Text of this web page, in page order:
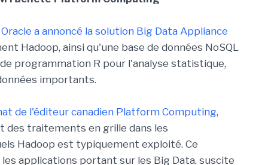
Oracle a annoncé la solution Big Data Appliance
Hadoop, ainsi qu'une base de données NoSQL
programmation R pour l'analyse statistique,
importants.
de l'éditeur canadien Platform Computing,
des traitements en grille dans les
Hadoop est typiquement exploité. Ce
applications portant sur les Big Data, suscite